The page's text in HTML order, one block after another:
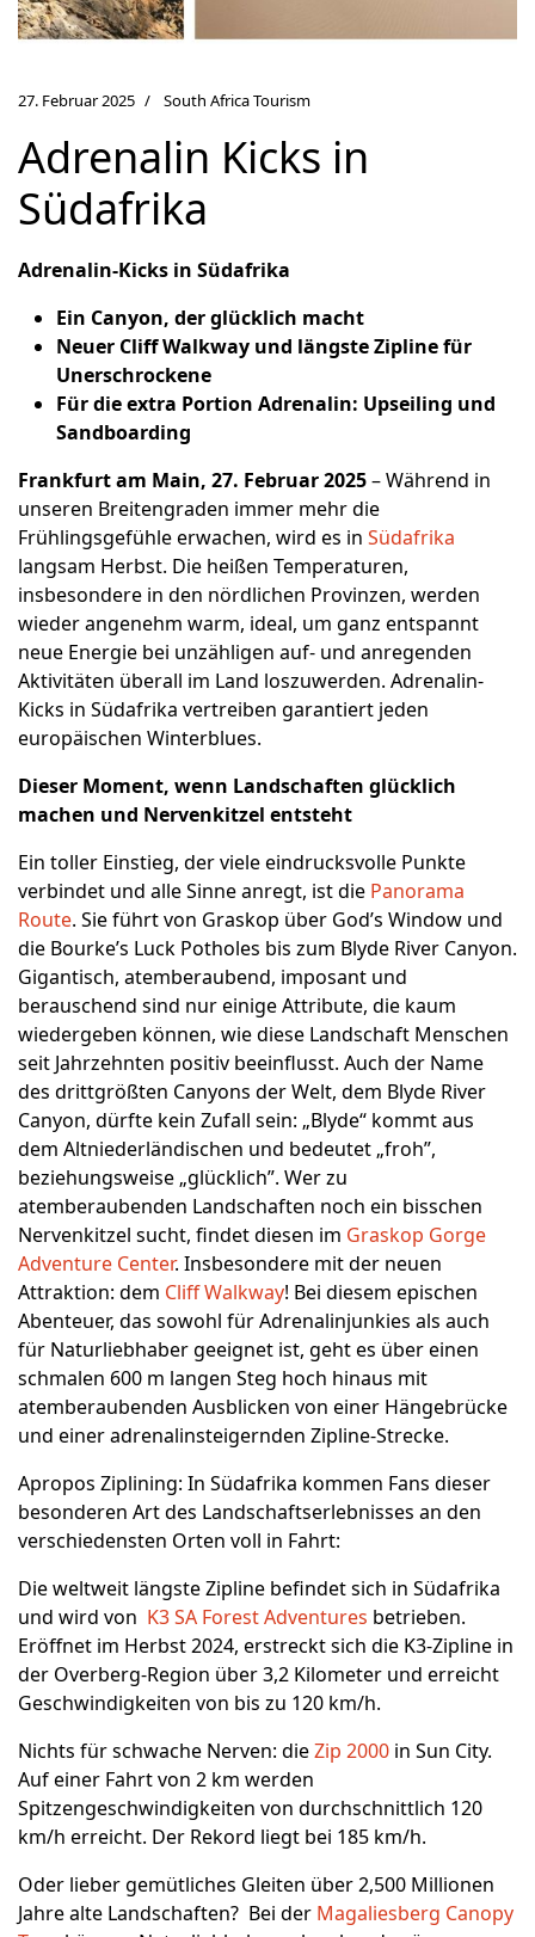
27. Februar 2025 South Africa Tourism
Adrenalin Kicks in
Südafrika
Adrenalin-Kicks in Südafrika
Ein Canyon, der glücklich macht
Neuer Cliff Walkway und längste Zipline für
Unerschrockene
Für die extra Portion Adrenalin: Upseiling und
Sandboarding
Frankfurt am Main, 27. Februar 2025– Während in
unseren Breitengraden immer mehr die
Frühlingsgefühle erwachen, wird es in Südafrika
langsam Herbst. Die heißen Temperaturen,
insbesondere in den nördlichen Provinzen, werden
wieder angenehm warm, ideal, um ganz entspannt
neue Energie bei unzähligen auf- und anregenden
Aktivitäten überall im Land loszuwerden. Adrenalin-
Kicks in Südafrika vertreiben garantiert jeden
europäischen Winterblues.
Dieser Moment, wenn Landschaften glücklich
machen und Nervenkitzel entsteht
Ein toller Einstieg, der viele eindrucksvolle Punkte
verbindet und alle Sinne anregt, ist die Panorama
Route. Sie führt von Graskop über God’s Window und
die Bourke’s Luck Potholes bis zum Blyde River Canyon.
Gigantisch, atemberaubend, imposant und
berauschend sind nur einige Attribute, die kaum
wiedergeben können, wie diese Landschaft Menschen
seit Jahrzehnten positiv beeinflusst. Auch der Name
des drittgrößten Canyons der Welt, dem Blyde River
Canyon, dürfte kein Zufall sein: „Blyde“ kommt aus
dem Altniederländischen und bedeutet „froh”,
beziehungsweise „glücklich”. Wer zu
atemberaubenden Landschaften noch ein bisschen
Nervenkitzel sucht, findet diesen im Graskop Gorge
Adventure Center. Insbesondere mit der neuen
Attraktion: dem Cliff Walkway! Bei diesem epischen
Abenteuer, das sowohl für Adrenalinjunkies als auch
für Naturliebhaber geeignet ist, geht es über einen
schmalen 600 m langen Steg hoch hinaus mit
atemberaubenden Ausblicken von einer Hängebrücke
und einer adrenalinsteigernden Zipline-Strecke.
Apropos Ziplining: In Südafrika kommen Fans dieser
besonderen Art des Landschaftserlebnisses an den
verschiedensten Orten voll in Fahrt:
Die weltweit längste Zipline befindet sich in Südafrika
und wird von K3 SA Forest Adventures betrieben.
Eröffnet im Herbst 2024, erstreckt sich die K3-Zipline in
der Overberg-Region über 3,2 Kilometer und erreicht
Geschwindigkeiten von bis zu 120 km/h.
Nichts für schwache Nerven: dieZip 2000 in Sun City.
Auf einer Fahrt von 2 km werden
Spitzengeschwindigkeiten von durchschnittlich 120
km/h erreicht. Der Rekord liegt bei 185 km/h.
Oder lieber gemütliches Gleiten über 2,500 Millionen
Jahre alte Landschaften? Bei der Magaliesberg Canopy